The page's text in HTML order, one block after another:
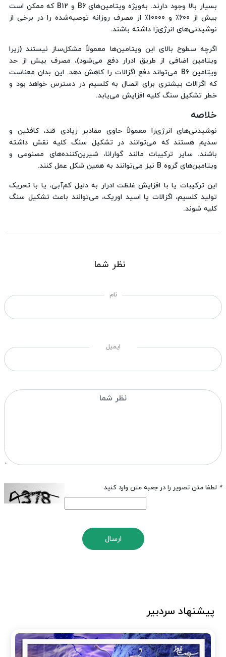
بسیار بالا وجود دارند. به‌ویژه ویتامین‌های B6 و B12 که ممکن است
بیش از 600٪ و 10000٪ از مصرف روزانه توصیه‌شده را در برخی از
نوشیدنی‌های انرژی‌زا داشته باشند.
اگرچه سطوح بالای این ویتامین‌ها معمولاً مشکل‌ساز نیستند (زیرا
ویتامین اضافی از طریق ادرار دفع می‌شود)، مصرف بیش از حد
ویتامین B6 می‌تواند دفع اگزالات را کاهش دهد. این بدان معناست
که اگزالات بیشتری برای اتصال به کلسیم در دسترس خواهد بود و
خطر تشکیل سنگ کلیه افزایش می‌یابد.
خلاصه
نوشیدنی‌های انرژی‌زا معمولاً حاوی مقادیر زیادی قند، کافئین و
سدیم هستند که می‌توانند در تشکیل سنگ کلیه نقش داشته
باشند. سایر ترکیبات مانند گوارانا، شیرین‌کننده‌های مصنوعی و
ویتامین‌های گروه B نیز می‌توانند به همین شکل عمل کنند.
این ترکیبات یا با افزایش غلظت ادرار به دلیل کم‌آبی، یا با تحریک
تولید کلسیم، اگزالات یا اسید اوریک، می‌توانند باعث تشکیل سنگ
کلیه شوند.
نظر شما
نام
ایمیل
* لطفا متن تصویر را در جعبه متن وارد کنید
ارسال
پیشنهاد سردبیر